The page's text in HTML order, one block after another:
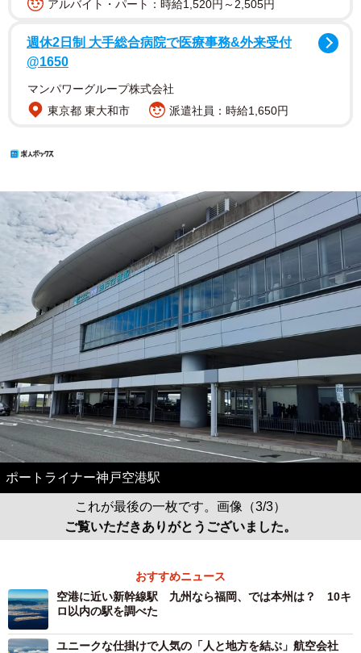
アルバイト・パート：時給1,520円～2,505円
週休2日制 大手総合病院で医療事務&外来受付
@1650
マンパワーグループ株式会社
東京都 東大和市
派遣社員：時給1,650円
ポートライナー神戸空港駅
これが最後の一枚です。画像（3/3）
ご覧いただきありがとうございました。
おすすめニュース
空港に近い新幹線駅 九州なら福岡、では本州は？ 10キ
ロ以内の駅を調べた
ユニークな仕掛けで人気の「人と地方を結ぶ」航空会社